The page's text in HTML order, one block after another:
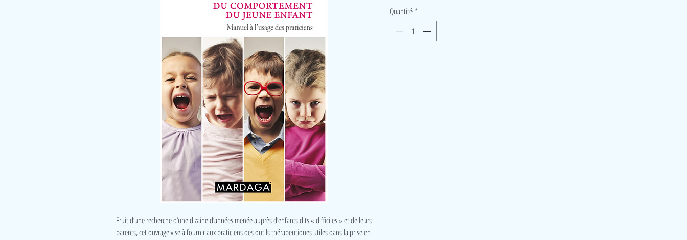
Fruit d’une recherche d’une dizaine d’années menée auprès d’enfants dits « difficiles » et de leurs
parents, cet ouvrage vise à fournir aux praticiens des outils thérapeutiques utiles dans la prise en
Quantité *